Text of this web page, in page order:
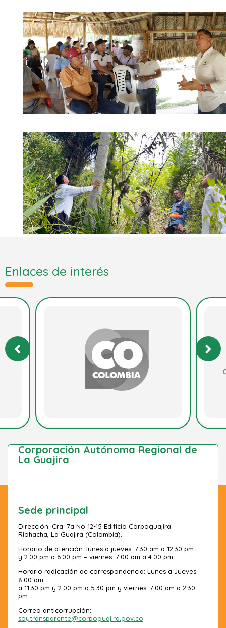
Enlaces de interés
Corporación Autónoma Regional de
La Guajira
Sede principal
Dirección: Cra. 7a No 12-15 Edificio Corpoguajira
Riohacha, La Guajira (Colombia).
Horario de atención: lunes a jueves: 7:30 am a 12:30 pm
y 2:00 pm a 6:00 pm – viernes: 7:00 am a 4:00 pm.
Horario radicación de correspondencia: Lunes a Jueves:
8:00 am
a 11:30 pm y 2:00 pm a 5:30 pm y viernes: 7:00 am a 2:30
pm.
Correo anticorrupción:
soytransparente@corpoguajira.gov.co